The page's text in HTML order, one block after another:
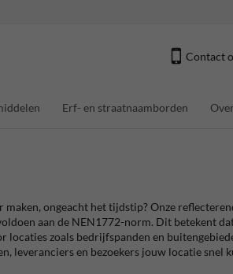
Contact
Erf- en straatnaamborden
ongeacht het tijdstip? Onze
aan de NEN1772-norm. Dit betekent
locaties zoals bedrijfspanden en
leveranciers en bezoekers jouw locatie snel